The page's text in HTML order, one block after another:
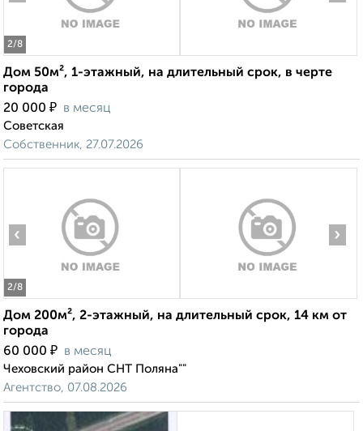
2/8
Дом 50м², 1-этажный, на длительный срок, в черте
города
20 000 ₽ в месяц
Советская
Собственник, 27.07.2026
2/8
‹ ›
Дом 200м², 2-этажный, на длительный срок, 14 км от
города
60 000 ₽ в месяц
Чеховский район СНТ Поляна""
Агентство, 07.08.2026